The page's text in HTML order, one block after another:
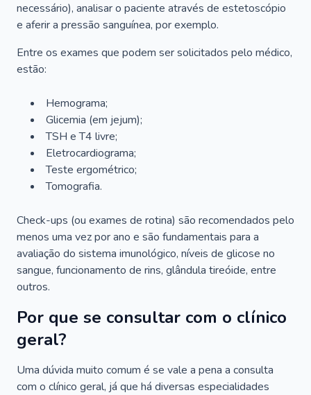
necessário), analisar o paciente através de estetoscópio
e aferir a pressão sanguínea, por exemplo.
Entre os exames que podem ser solicitados pelo médico,
estão:
Hemograma;
Glicemia (em jejum);
TSH e T4 livre;
Eletrocardiograma;
Teste ergométrico;
Tomografia.
Check-ups (ou exames de rotina) são recomendados pelo
menos uma vez por ano e são fundamentais para a
avaliação do sistema imunológico, níveis de glicose no
sangue, funcionamento de rins, glândula tireóide, entre
outros.
Por que se consultar com o clínico
geral?
Uma dúvida muito comum é se vale a pena a consulta
com o clínico geral, já que há diversas especialidades